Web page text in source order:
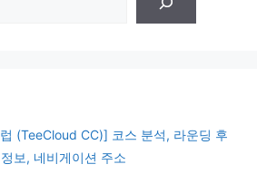
(TeeCloud CC)] 코스 분석, 라운딩 후
보, 네비게이션 주소